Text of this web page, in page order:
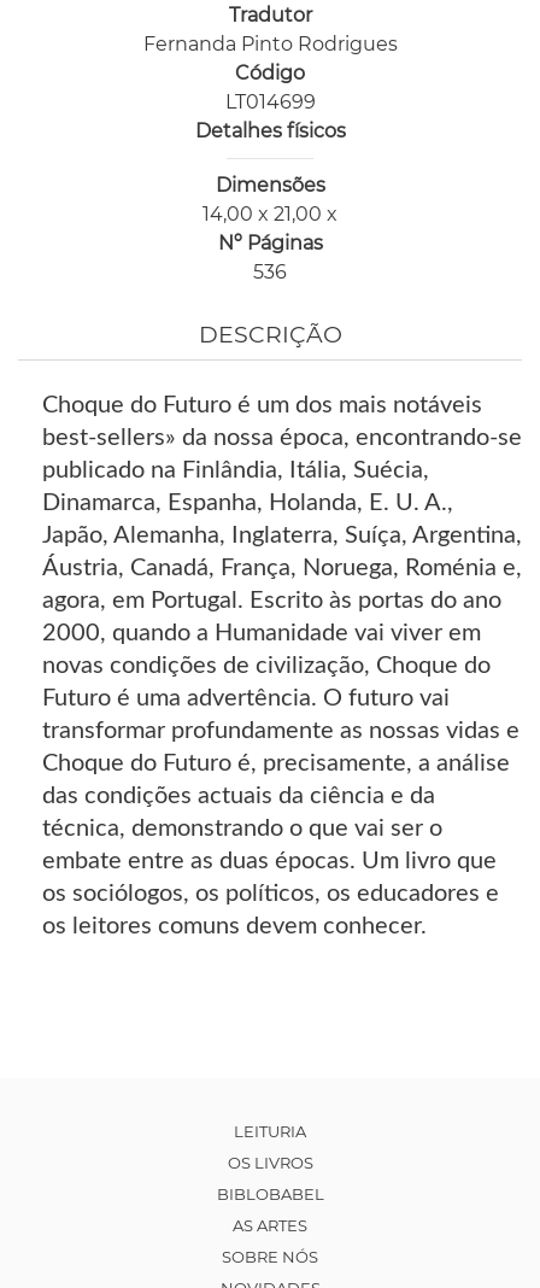
Tradutor
Fernanda Pinto Rodrigues
Código
LT014699
Detalhes físicos
Dimensões
14,00 x 21,00 x
Nº Páginas
536
DESCRIÇÃO
Choque do Futuro é um dos mais notáveis
best-sellers» da nossa época, encontrando-se
publicado na Finlândia, Itália, Suécia,
Dinamarca, Espanha, Holanda, E. U. A.,
Japão, Alemanha, Inglaterra, Suíça, Argentina,
Áustria, Canadá, França, Noruega, Roménia e,
agora, em Portugal. Escrito às portas do ano
2000, quando a Humanidade vai viver em
novas condições de civilização, Choque do
Futuro é uma advertência. O futuro vai
transformar profundamente as nossas vidas e
Choque do Futuro é, precisamente, a análise
das condições actuais da ciência e da
técnica, demonstrando o que vai ser o
embate entre as duas épocas. Um livro que
os sociólogos, os políticos, os educadores e
os leitores comuns devem conhecer.
LEITURIA
OS LIVROS
BIBLOBABEL
AS ARTES
SOBRE NÓS